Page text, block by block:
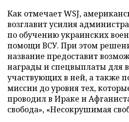
Как отмечает WSJ,
возглавит усилия
по обучению украинских
помощи ВСУ. При этом
название предоставит
награды и спецвыплаты для
участвующих в ней, а также
миссии до уровня тех,
проводил в Ираке и
свобода», «Несокрушимая